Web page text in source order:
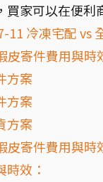
買家可以在便利
11 冷凍宅配 vs
皮寄件費用與時
方案
方案
方案
皮寄件費用與時
時效：